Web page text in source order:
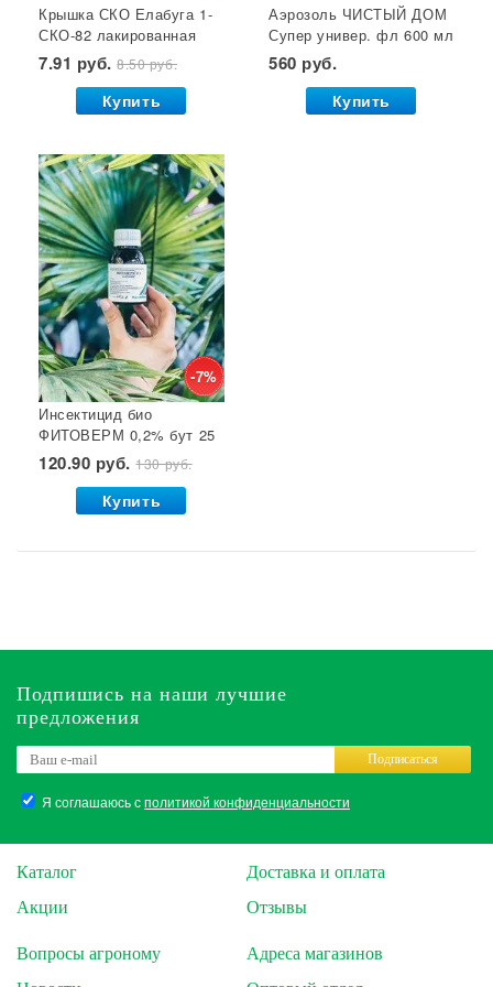
Гет от тараканов Отрава от крыс Семена салата
Крышка СКО Елабуга 1-
СКО-82 лакированная
Звезда 1/50/600*
7.91 руб.8.50 руб.
Купить
Аэрозоль ЧИСТЫЙ ДОМ
Супер универ. фл 600 мл
(двойное распыление)
GB 1/24*
560 руб.
Купить
-7%
Инсектицид био
ФИТОВЕРМ 0,2% бут 25
мл ВХ 1/30
120.90 руб.130 руб.
Купить
Подпишись на наши лучшие
предложения
Я соглашаюсь сполитикой конфиденциальности
Подписаться
Каталог
Акции
Доставка и оплата
Отзывы
Вопросы агроному
Адреса магазинов